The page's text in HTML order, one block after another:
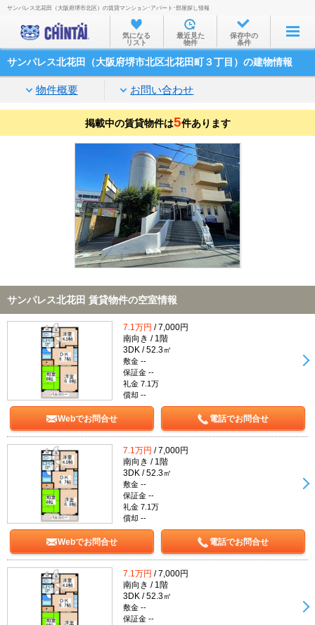
お部屋を探す
沿線・駅から
家賃相場から
通勤通学時間から
物件特集から
不動産会社から
TOP
サンパレス北花田（大阪府堺市北区）の賃貸マンション･アパート･部屋探し情報
気になる
リスト
最近見た
物件
保存中の
条件
サンパレス北花田（大阪府堺市北区北花田町３丁目）の建物情報
物件概要 お問い合わせ
掲載中の賃貸物件は5件あります
サンパレス北花田 賃貸物件の空室情報
7.1万円 / 7,000円
南向き / 1階
3DK / 52.3㎡
敷金 --
保証金 --
礼金 7.1万
償却 --
Webでお問合せ 電話でお問合せ
7.1万円 / 7,000円
南向き / 1階
3DK / 52.3㎡
敷金 --
保証金 --
礼金 7.1万
償却 --
Webでお問合せ 電話でお問合せ
7.1万円 / 7,000円
南向き / 1階
3DK / 52.3㎡
敷金 --
保証金 --